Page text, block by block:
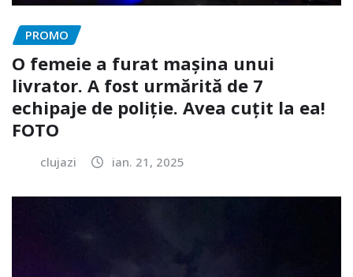
PROMO
O femeie a furat mașina unui
livrator. A fost urmărită de 7
echipaje de poliție. Avea cuțit la ea!
FOTO
clujazi ian. 21, 2025